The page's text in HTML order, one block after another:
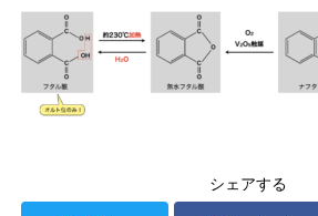
シェアする